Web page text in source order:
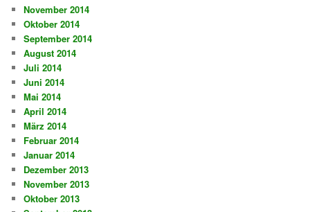
November 2014
Oktober 2014
September 2014
August 2014
Juli 2014
Juni 2014
Mai 2014
April 2014
März 2014
Februar 2014
Januar 2014
Dezember 2013
November 2013
Oktober 2013